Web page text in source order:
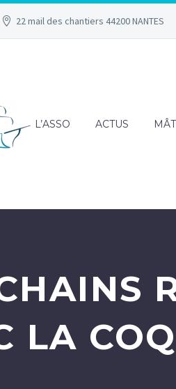
22 mail des chantiers 44200 NANTES
L’ASSO ACTUS
LA